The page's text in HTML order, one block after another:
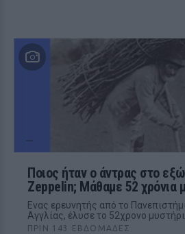
Ποιος ήταν ο άντρας στο
Zeppelin; Μάθαμε 52 χρόνια
Eνας ερευνητής από το
Αγγλίας, έλυσε το 52χρονο
ΠΡΙΝ 143 ΕΒΔΟΜΆΔΕΣ